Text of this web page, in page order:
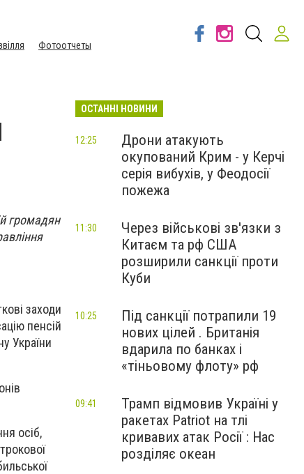
Фотоотчеты
громадян
заходи
пенсій
України
осіб,
ОСТАННІ НОВИНИ
Дрони атакують
окупований Крим - у Керчі
серія вибухів, у Феодосії
пожежа
12:25
Через військові зв'язки з
Китаєм та рф США
розширили санкції проти
Куби
11:30
Під санкції потрапили 19
нових цілей . Британія
вдарила по банках і
«тіньовому флоту» рф
10:25
Трамп відмовив Україні у
ракетах Patriot на тлі
кривавих атак Росії : Нас
розділяє океан
09:41